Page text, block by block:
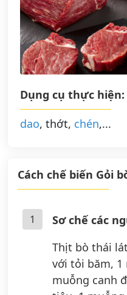
Dụng cụ thực hiện:
dao, thớt, chén,...
Cách chế biến Gỏi
1
Sơ chế các
Thịt bò thái
với tỏi băm, 1
muỗng canh